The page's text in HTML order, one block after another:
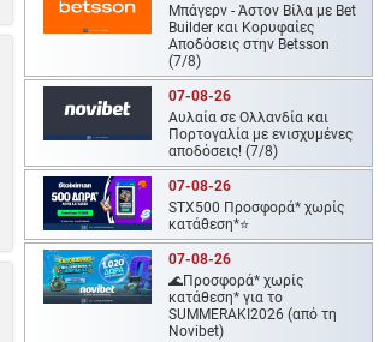
Μπάγερν - Άστον Βίλα με Bet
Builder και Κορυφαίες
Αποδόσεις στην Betsson
(7/8)
07-08-26
Αυλαία σε Ολλανδία και
Πορτογαλία με ενισχυμένες
αποδόσεις! (7/8)
07-08-26
STX500 Προσφορά* χωρίς
κατάθεση*⭐
07-08-26
🌊Προσφορά* χωρίς
κατάθεση* για το
SUMMERAKI2026 (από τη
Novibet)